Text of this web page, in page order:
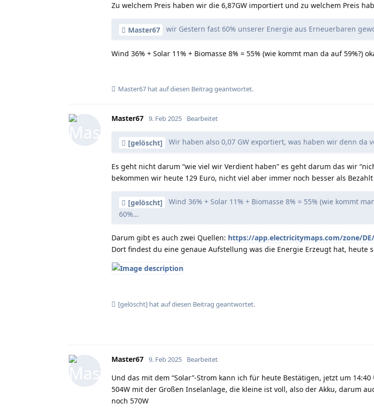
Zu welchem Preis haben wir die 6,87GW importiert und zu welchem Preis
Master67 wir Gestern fast 60% unserer Energie aus Erneuerbaren
Wind 36% + Solar 11% + Biomasse 8% = 55% (wie kommt man da auf 59%?)
Master67 hatauf diesen Beitrag geantwortet.
Master67 9. Feb 2025 Bearbeitet
[gelöscht] Wir haben also 0,07 GW exportiert, was haben wir denn da
Es geht nicht darum “wie viel wir Verdient haben” es geht darum das wir
bekommen wir heute 129 Euro, nicht viel aber immer noch besser als Bezahlt
[gelöscht]
Wind 36% + Solar 11% + Biomasse 8% = 55% (wie kommt
60%…
Darum gibt es auch zwei Quellen: https://app.electricitymaps.com/zone/
Dort findest du eine genaue Aufstellung was die Energie Erzeugt hat, heute
[gelöscht] hatauf diesen Beitrag geantwortet.
Master67 9. Feb 2025 Bearbeitet
Und das mit dem “Solar”-Strom kann ich für heute Bestätigen, jetzt um
504W mit der Großen Inselanlage, die kleine ist voll, also der Akku, darum
noch 570W